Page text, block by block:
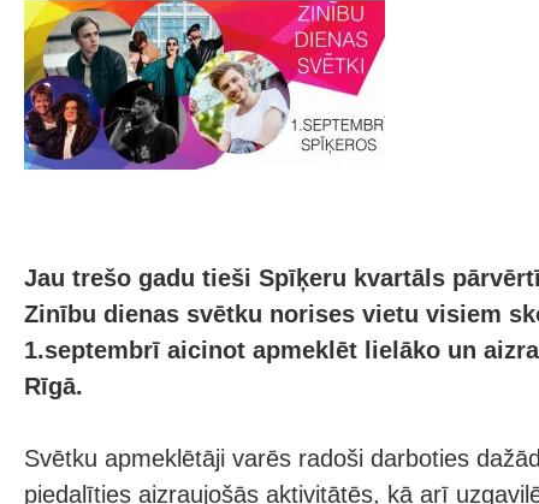
Jau trešo gadu tieši Spīķeru kvartāls
Zinību dienas svētku norises vietu visiem
1.septembrī aicinot apmeklēt lielāko un
Rīgā.
Svētku apmeklētāji varēs radoši darboties
piedalīties aizraujošās aktivitātēs, kā arī